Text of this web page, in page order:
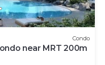
Condo
near MRT 200m